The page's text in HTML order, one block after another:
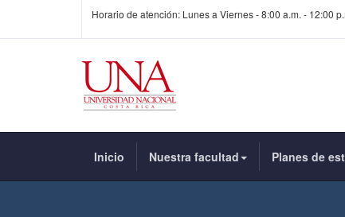
Horario de atención: Lunes a Viernes - 8:00 a.m. - 12:00
Inicio Nuestra facultad Planes de